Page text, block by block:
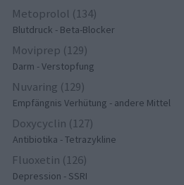
Metoprolol (134)
Blutdruck - Beta-Blocker
Moviprep (129)
Darm - Verstopfung
Nuvaring (129)
Empfängnis Verhütung - andere Mittel
Doxycyclin (127)
Antibiotika - Tetrazykline
Fluoxetin (126)
Depression - SSRI